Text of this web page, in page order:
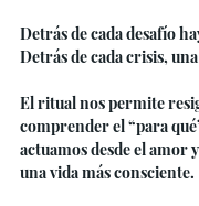
Detrás de cada desafío
Detrás de cada crisis,
El ritual nos permite
comprender el “para
actuamos desde el amor
una vida más consciente.